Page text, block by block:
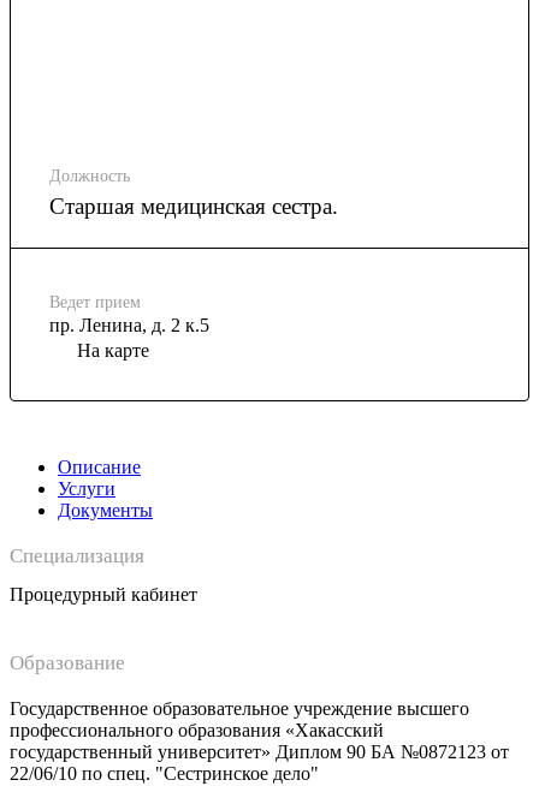
Должность
Старшая медицинская сестра.
Ведет прием
пр. Ленина, д. 2 к.5
На карте
Описание
Услуги
Документы
Специализация
Процедурный кабинет
Образование
Государственное образовательное учреждение высшего
профессионального образования «Хакасский
государственный университет» Диплом 90 БА №0872123 от
22/06/10 по спец. "Сестринское дело"